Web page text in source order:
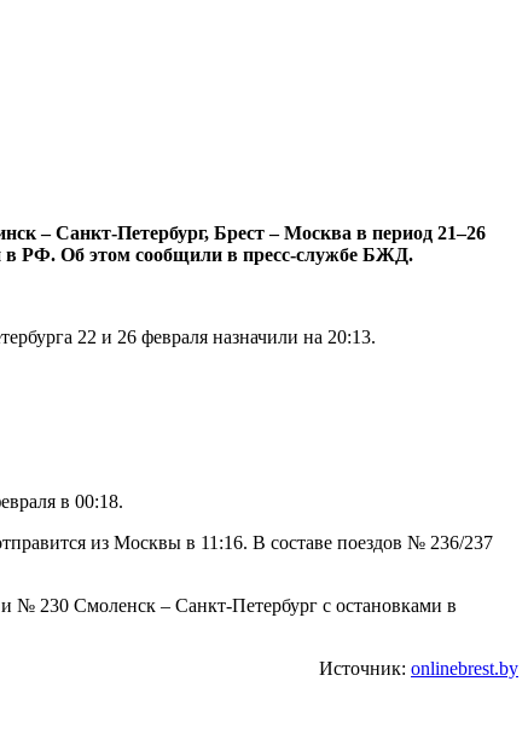
– Санкт-Петербург, Брест – Москва в период 21–26
в РФ. Об этом сообщили в пресс-службе БЖД.
22 и 26 февраля назначили на 20:13.
в 00:18.
из Москвы в 11:16. В составе поездов № 236/237
№ 230 Смоленск – Санкт-Петербург с остановками в
Источник: onlinebrest.by